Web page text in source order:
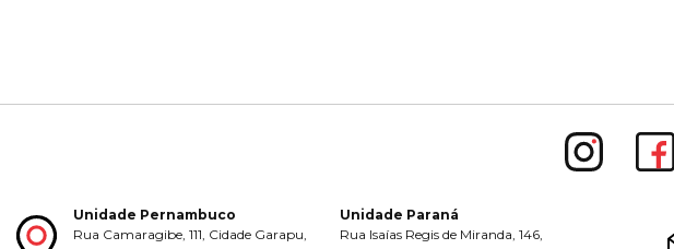
Unidade Pernambuco
Rua Camaragibe, 111, Cidade Garapu,
Unidade Paraná
Rua Isaías Regis de Miranda, 146,